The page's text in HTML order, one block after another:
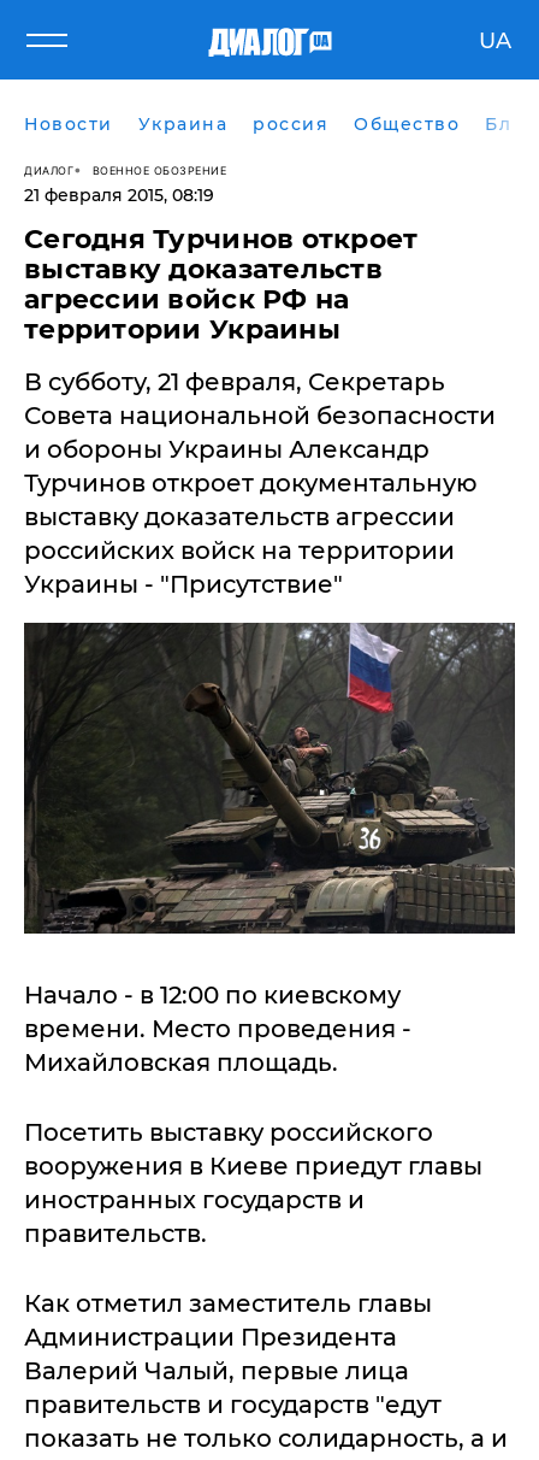
UA
Новости Украина россия Общество
ДИАЛОГ ВОЕННОЕ ОБОЗРЕНИЕ
21 февраля 2015, 08:19
Сегодня Турчинов откроет
выставку доказательств
агрессии войск РФ на
территории Украины
В субботу, 21 февраля, Секретарь
Совета национальной безопасности
и обороны Украины Александр
Турчинов откроет документальную
выставку доказательств агрессии
российских войск на территории
Украины - "Присутствие"
Начало - в 12:00 по киевскому
времени. Место проведения -
Михайловская площадь.
Посетить выставку российского
вооружения в Киеве приедут главы
иностранных государств и
правительств.
Как отметил заместитель главы
Администрации Президента
Валерий Чалый, первые лица
правительств и государств "едут
показать не только солидарность, а и